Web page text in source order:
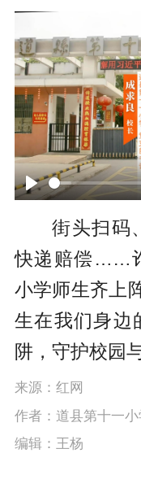
P
a
y
街头扫码
快递赔偿……
小学师生齐上
生在我们身边
阱，守护校园
来源：红网
作者：道县第十一小
编辑：王杨